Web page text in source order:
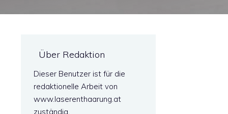
Über Redaktion
Dieser Benutzer ist für die
redaktionelle Arbeit von
www.laserenthaarung.at
zuständig.